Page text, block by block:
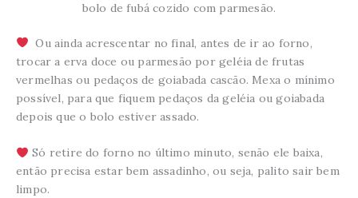
bolo de fubá cozido com parmesão.
Ou ainda acrescentar no final, antes de ir ao forno,
trocar a erva doce ou parmesão por geléia de frutas
vermelhas ou pedaços de goiabada cascão. Mexa o mínimo
possível, para que fiquem pedaços da geléia ou goiabada
depois que o bolo estiver assado.
Só retire do forno no último minuto, senão ele baixa,
então precisa estar bem assadinho, ou seja, palito sair bem
limpo.